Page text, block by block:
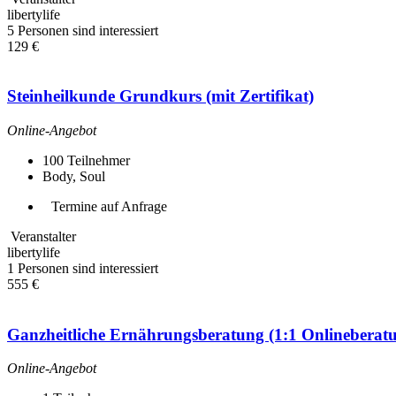
libertylife
5 Personen sind interessiert
129 €
Steinheilkunde Grundkurs (mit Zertifikat)
Online-Angebot
100 Teilnehmer
Body, Soul
Termine auf Anfrage
Veranstalter
libertylife
1 Personen sind interessiert
555 €
Ganzheitliche Ernährungsberatung (1:1
Online-Angebot